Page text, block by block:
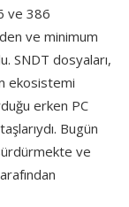
ve 386
ve minimum
SNDT dosyaları,
ekosistemi
erken PC
Bugün
ve